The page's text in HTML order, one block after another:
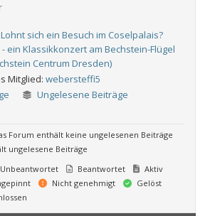
Lohnt sich ein Besuch im Coselpalais?
ein Klassikkonzert am Bechstein-Flügel
Centrum Dresden)
Mitglied: webersteffi5
Ungelesene Beiträge
Forum enthält keine ungelesenen Beiträge
ungelesene Beiträge
Unbeantwortet Beantwortet
Aktiv
Nicht genehmigt
Gelöst